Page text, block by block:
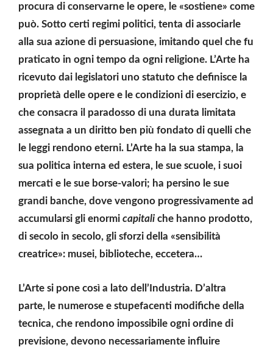
procura di conservarne le opere, le «sostiene» come
può. Sotto certi regimi politici, tenta di associarle
alla sua azione di persuasione, imitando quel che fu
praticato in ogni tempo da ogni religione. L’Arte ha
ricevuto dai legislatori uno statuto che definisce la
proprietà delle opere e le condizioni di esercizio, e
che consacra il paradosso di una durata limitata
assegnata a un diritto ben più fondato di quelli che
le leggi rendono eterni. L’Arte ha la sua stampa, la
sua politica interna ed estera, le sue scuole, i suoi
mercati e le sue borse-valori; ha persino le sue
grandi banche, dove vengono progressivamente ad
accumularsi gli enormi capitali che hanno prodotto,
di secolo in secolo, gli sforzi della «sensibilità
creatrice»: musei, biblioteche, eccetera…
L’Arte si pone così a lato dell’Industria. D’altra
parte, le numerose e stupefacenti modifiche della
tecnica, che rendono impossibile ogni ordine di
previsione, devono necessariamente influire